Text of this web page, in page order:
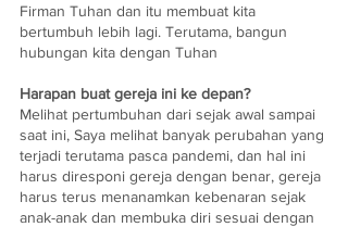
Firman Tuhan dan itu membuat kita
bertumbuh lebih lagi. Terutama, bangun
hubungan kita dengan Tuhan
Harapan buat gereja ini ke depan?
Melihat pertumbuhan dari sejak awal sampai
saat ini, Saya melihat banyak perubahan yang
terjadi terutama pasca pandemi, dan hal ini
harus diresponi gereja dengan benar, gereja
harus terus menanamkan kebenaran sejak
anak-anak dan membuka diri sesuai dengan